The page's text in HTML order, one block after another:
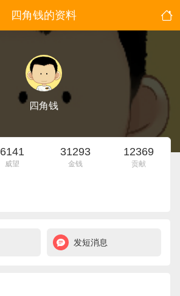
四角钱的资料
四角钱
6141
威望
31293
金钱
12369
贡献
发短消息